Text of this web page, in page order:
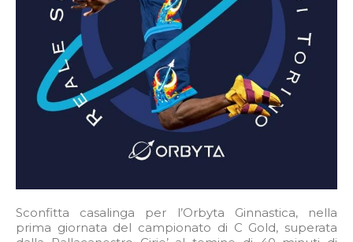
Sconfitta casalinga per l’Orbyta Ginnastica, nella
prima giornata del campionato di C Gold, superata